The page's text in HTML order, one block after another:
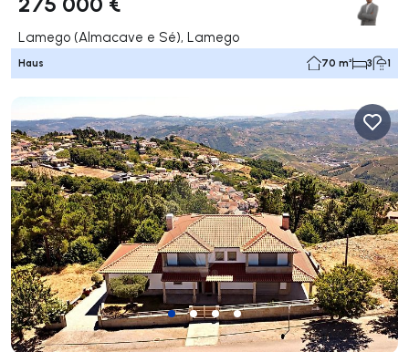
Lamego (Almacave e Sé), Lamego
Haus 70 m² 3 1